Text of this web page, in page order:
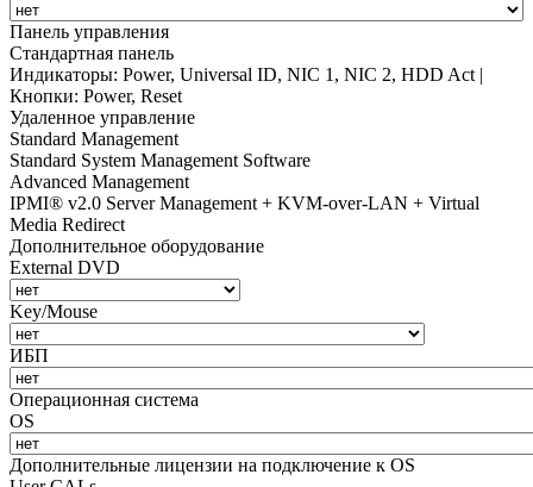
Панель управления
Стандартная панель
Индикаторы: Power, Universal ID, NIC 1, NIC 2, HDD Act |
Кнопки: Power, Reset
Удаленное управление
Standard Management
Standard System Management Software
Advanced Management
IPMI® v2.0 Server Management + KVM-over-LAN + Virtual
Media Redirect
Дополнительное оборудование
External DVD
Key/Mouse
ИБП
Операционная система
OS
Дополнительные лицензии на подключение к OS